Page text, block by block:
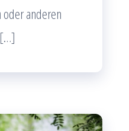
oder anderen